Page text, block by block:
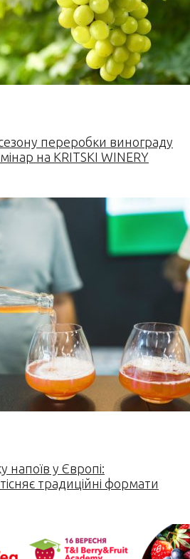
переробки винограду
на KRITSKI WINERY
напоїв у Європі:
традиційні формати